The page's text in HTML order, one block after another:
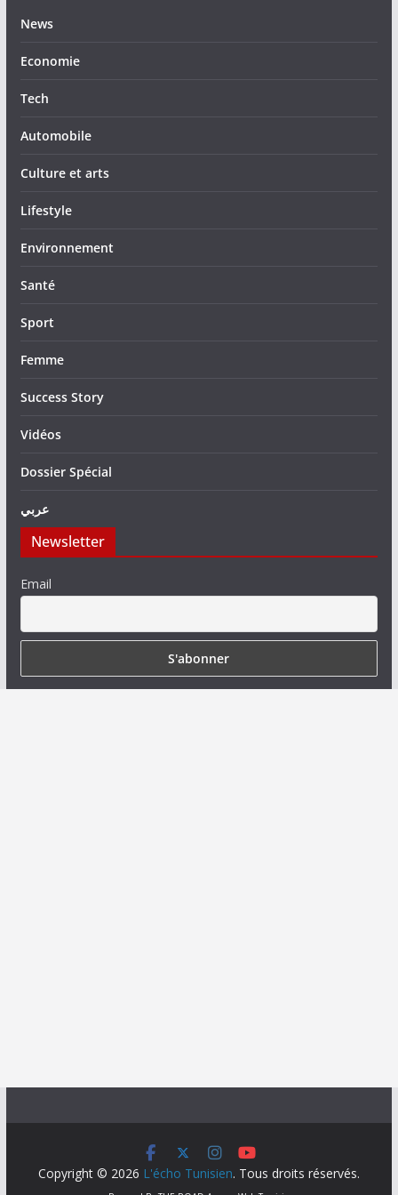
News
Economie
Tech
Automobile
Culture et arts
Lifestyle
Environnement
Santé
Sport
Femme
Success Story
Vidéos
Dossier Spécial
عربي
Newsletter
Email
Copyright © 2026 L'écho Tunisien. Tous droits réservés.